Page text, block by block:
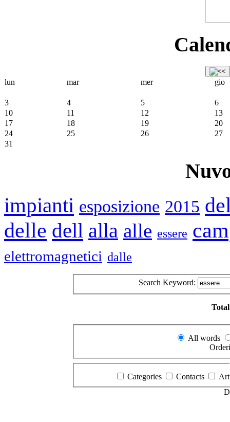
lun
mar mer gio
3 4 5
6
10
11 12
13
17
18 19
20
24
25 26
27
31
impianti esposizione 2015
delle dell alla alle essere
elettromagnetici dalle
Search Keyword:
All words
Categories Contacts